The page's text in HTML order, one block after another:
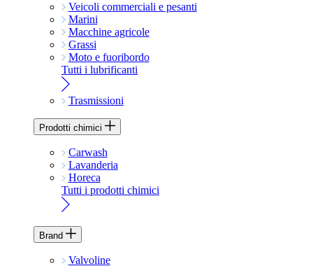
Veicoli commerciali e pesanti
Marini
Macchine agricole
Grassi
Moto e fuoribordo
Tutti i lubrificanti
Trasmissioni
Prodotti chimici
Carwash
Lavanderia
Horeca
Tutti i prodotti chimici
Brand
Valvoline